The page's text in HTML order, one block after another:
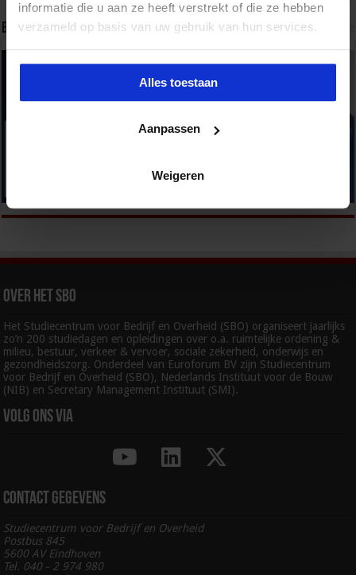
informatie die u aan ze heeft verstrekt of die ze hebben
verzameld op basis van uw gebruik van hun services.
Alles toestaan
Aanpassen
Weigeren
Bekijk onze opleidingen
Over het SBO
Het Studiecentrum voor Bedrijf en Overheid (SBO) organiseert jaarlijks
zo’n 200 studiedagen en opleidingen over o.a. ruimtelijke ordening &
milieu, bestuur, verkeer & vervoer, sociale zekerheid, onderwijs en
gezondheidszorg. Onderdeel van Euroforum BV zijn Studiecentrum
voor Bedrijf en Overheid (SBO), Nederlands Instituut voor de Bouw
(NIB) en Secretary Management Instituut (SMI).
Volg ons via
Contact gegevens
Studiecentrum voor Bedrijf en Overheid
Postbus 845
5600 AV Eindhoven
Tel. 040 - 2 974 980